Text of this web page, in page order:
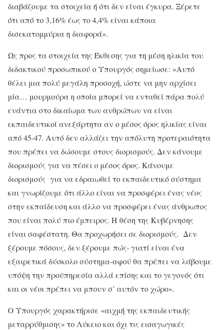
διαβάζουμε τα στοιχεία ή ότι δεν είναι έγκυρα. Ξέρετε
ότι από το 3,16% έως το 4,4% είναι κάποια
δισεκατομμύρια η διαφορά».
Ως προς τα στοιχεία της Έκθεσης για τη μέση ηλικία του
διδακτικού προσωπικού ο Υπουργός σημείωσε: «Αυτό
θέλει μια πολύ μεγάλη προσοχή, ώστε να μην αρχίσει
μία… μουρμούρα η οποία μπορεί να ενταθεί πάρα πολύ
ενάντια στο δικαίωμα των ανθρώπων να είναι
εκπαιδευτικοί ανεξάρτητα αν ο μέσος όρος ηλικίας είναι
από 45-47. Αυτό δεν αλλάζει την απόλυτη προτεραιότητα
που πρέπει να δώσουμε στους διορισμούς. Δεν κάνουμε
διορισμούς για να πέσει ο μέσος όρος. Κάνουμε
διορισμούς για να εδραιωθεί το εκπαιδευτικό σύστημα
και γνωρίζουμε ότι άλλο είναι να προσφέρει ένας νέος
στην εκπαίδευση και άλλο να προσφέρει ένας άνθρωπος
που είναι πολύ πιο έμπειρος. Η θέση της Κυβέρνησης
είναι σαφέστατη. Θα προχωρήσει σε διορισμούς. Δεν
ξέρουμε πόσους, δεν ξέρουμε πώς- γιατί είναι ένα
εξαιρετικά δύσκολο σύστημα-αφού θα πρέπει να λάβουμε
υπόψη την προϋπηρεσία αλλά επίσης και το γεγονός ότι
και οι νέοι πρέπει να μπουν σ’ αυτόν το χώρο».
Ο Υπουργός χαρακτήρισε «αιχμή της εκπαιδευτικής
μεταρρύθμισης» το Λύκειο και όχι τις εισαγωγικές